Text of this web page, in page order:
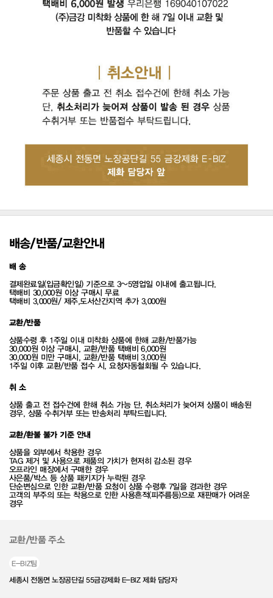
배송/반품/교환안내
배 송
결제완료일(입금확인일) 기준으로 3~5영업일 이내에 출고됩니다.
택배비 30,000원 이상 구매시 무료
택배비 3,000원/ 제주,도서산간지역 추가 3,000원
교환/반품
상품수령 후 1주일 이내 미착화 상품에 한해 교환/반품가능
30,000원 이상 구매시, 교환/반품 택배비 6,000원
30,000원 미만 구매시, 교환/반품 택배비 3,000원
1주일 이후 교환/반품 접수 시, 요청자동철회될 수 있습니다.
취 소
상품 출고 전 접수건에 한해 취소 가능 단, 취소처리가 늦어져 상품이 배송된
경우, 상품 수취거부 또는 반송처리 부탁드립니다.
교환/환불 불가 기준 안내
상품을 외부에서 착용한 경우
TAG 제거 및 사용으로 제품의 가치가 현저히 감소된 경우
오프라인 매장에서 구매한 경우
사은품/박스 등 상품 패키지가 누락된 경우
단순변심으로 인한 교환/반품 요청이 상품 수령후 7일을 경과한 경우
고객의 부주의 또는 착용으로 인한 사용흔적(피주름등)으로 재판매가 어려운
경우
교환/반품 주소
E-BIZ팀
세종시 전동면 노장공단길 55금강제화 E-BIZ 제화 담당자